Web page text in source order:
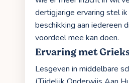
dertigjarige ervaring stel
beschikking aan iedereen
voordeel mee kan doen.
Ervaring met
Lesgeven in middelbare